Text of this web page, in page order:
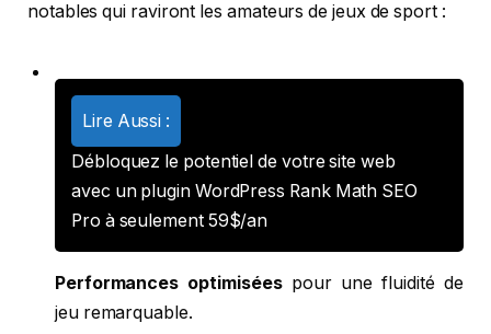
notables qui raviront les amateurs de jeux de sport :
Lire Aussi :
Débloquez le potentiel de votre site web
avec un plugin WordPress Rank Math SEO
Pro à seulement 59$/an
Performances optimiséespour une fluidité de
jeu remarquable.